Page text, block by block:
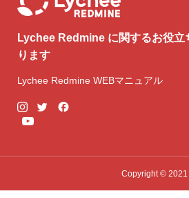
Lychee Redmine に関するお役立
ります
Lychee Redmine WEBマニュアル
Copyright © 2021